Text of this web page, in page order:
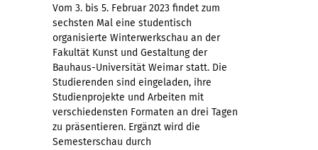
Vom 3. bis 5. Februar 2023 findet zum
sechsten Mal eine studentisch
organisierte Winterwerkschau an der
Fakultät Kunst und Gestaltung der
Bauhaus-Universität Weimar statt. Die
Studierenden sind eingeladen, ihre
Studienprojekte und Arbeiten mit
verschiedensten Formaten an drei Tagen
zu präsentieren. Ergänzt wird die
Semesterschau durch